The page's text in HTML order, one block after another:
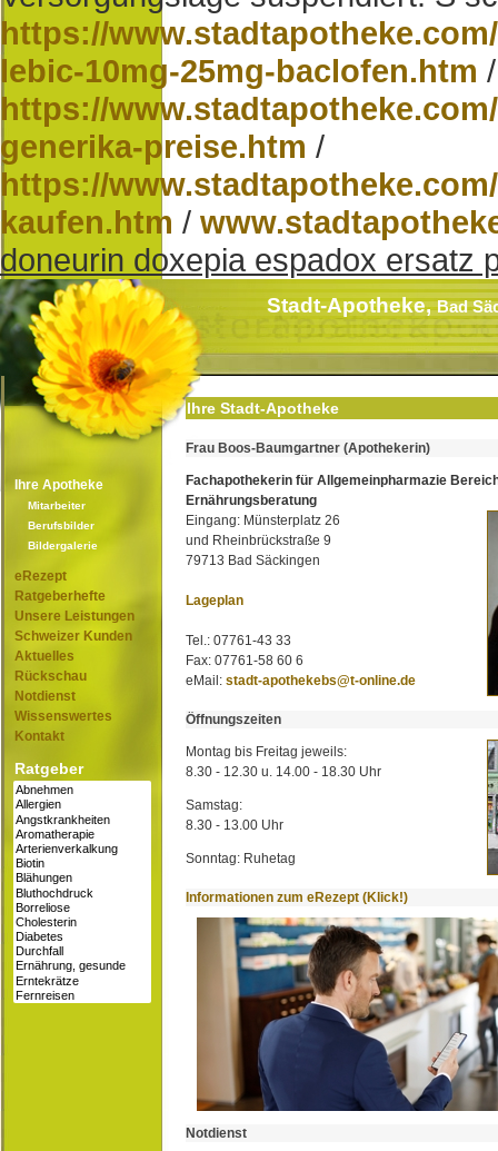
https://
lebic-10mg-25mg-baclofen.htm /
https://
generika-preise.htm /
https://
kaufen.htm /
doneurin doxepia espadox ersatz
Stadt-Apotheke,Bad
Ihre Apotheke
Mitarbeiter
Berufsbilder
Bildergalerie
eRezept
Ratgeberhefte
Unsere Leistungen
Schweizer Kunden
Aktuelles
Rückschau
Notdienst
Wissenswertes
Kontakt
Ratgeber
Ihre Stadt-Apotheke
Frau Boos-Baumgartner (Apothekerin)
Fachapothekerin für Allgemeinpharmazie
Ernährungsberatung
Eingang: Münsterplatz 26
und Rheinbrückstraße 9
79713 Bad Säckingen
Lageplan
Tel.: 07761-43 33
Fax: 07761-58 60 6
eMail: stadt-apothekebs@t-online.de
Öffnungszeiten
Montag bis Freitag jeweils:
8.30 - 12.30 u. 14.00 - 18.30 Uhr
Samstag:
8.30 - 13.00 Uhr
Sonntag: Ruhetag
Informationen zum eRezept (Klick!)
Notdienst